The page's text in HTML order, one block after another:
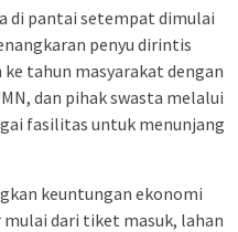
di pantai setempat dimulai
penyu dirintis
tahun masyarakat dengan
dan pihak swasta melalui
fasilitas untuk menunjang
keuntungan ekonomi
dari tiket masuk, lahan